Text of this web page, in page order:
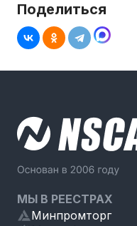
Поделиться
МЫ В РЕЕСТРАХ
Минпромторг